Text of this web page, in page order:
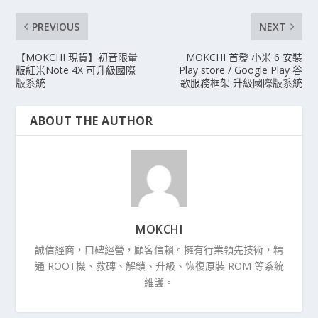
PREVIOUS
【MOKCHI 現貨】初音限量
版紅米Note 4X 可升級國際
版系統
NEXT
MOKCHI 首發 小米 6 安裝
Play store / Google Play 谷
歌服務框架 升級國際版系統
ABOUT THE AUTHOR
MOKCHI
誠信經商，口碑經營，顧客信賴。擁有行業領先技術，精
通 ROOT機、救磚、解鎖、升級、恢復原裝 ROM 等系統
維護。